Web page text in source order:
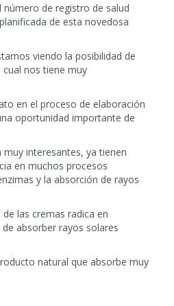
de registro de salud
de esta novedosa
viendo la posibilidad de
nos tiene muy
en el proceso de elaboración
oportunidad importante de
interesantes, ya tienen
en muchos procesos
y la absorción de rayos
las cremas radica en
absorber rayos solares
natural que absorbe muy